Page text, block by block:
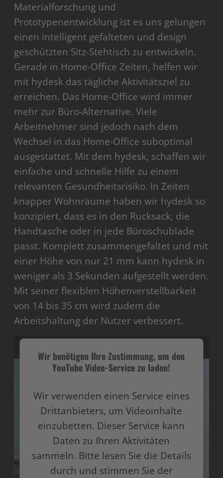
Materialforschung und
Prototypenentwicklung ist es uns gelungen
einen intelligent gefalteten und design
geschützten Sitz-Stehtisch zu entwickeln.
Gerade in Home-Office Zeiten, helfen wir
mit hydesk das tägliche Aktivitätsziel zu
erreichen. Das Home-Office wird immer
mehr zur Büro-Alternative. Viele
Arbeitnehmer sind jedoch nach dem
Wechsel in das Home-Office suboptimal
ausgestattet. Mit dem hydesk, schaffen wir
einfache und schnelle Hilfe zu einem
relevanten Gesundheitsrisiko. In Zeiten
knapper Wohnräume haben wir hydesk so
konzipiert, dass es in den Rucksack, die
Handtasche oder in jede Büroschublade
passt. Komplett zusammengefaltet und mit
einer Höhe von nur 21 mm kann hydesk in
weniger als 3 Sekunden aufgestellt werden.
Mit seiner flexiblen Höhenverstellbarkeit
von 14 bis 35 cm wird zudem die
Arbeitshaltung der Nutzer verbessert.
Wir benötigen Ihre Zustimmung, um den
YouTube Video-Service zu laden!
Wir verwenden einen Service eines
Drittanbieters, um Videoinhalte
einzubetten. Dieser Service kann
Daten zu Ihren Aktivitäten
sammeln. Bitte lesen Sie die Details
durch und stimmen Sie der